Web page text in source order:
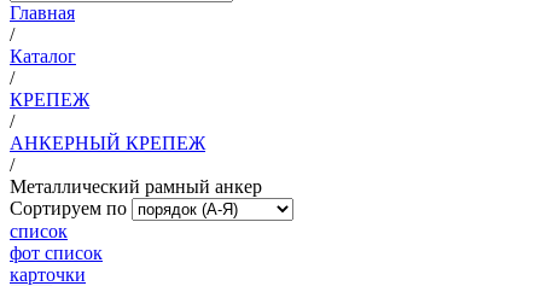
Главная
/
Каталог
/
КРЕПЕЖ
/
АНКЕРНЫЙ КРЕПЕЖ
/
Металлический рамный анкер
Сортируем по
список
фот список
карточки